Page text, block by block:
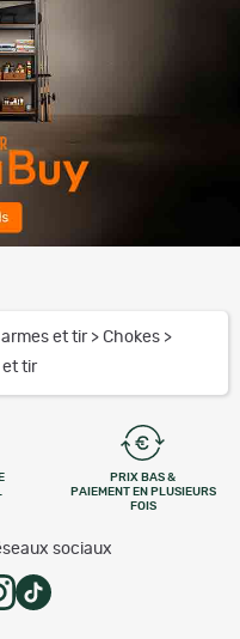
et tir > Chokes >
et tir
PRIX BAS &
PAIEMENT EN PLUSIEURS
FOIS
sociaux